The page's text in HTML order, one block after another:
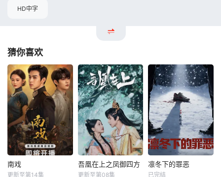
HD中字
猜你喜欢
南戏
更新至第14集
吾凰在上之凤御四方
更新至第08集
凛冬下的罪恶
已完结